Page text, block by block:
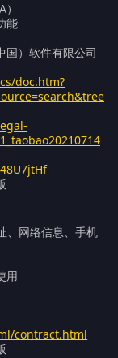
能
国）软件有限公司
doc.htm?
、网络信息、手机
用
contract.html